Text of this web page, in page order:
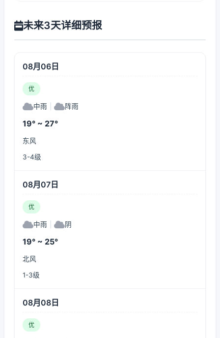
未来3天详细预报
08月06日
优
中雨 阵雨
19° ~ 27°
东风
3-4级
08月07日
优
中雨 阴
19° ~ 25°
北风
1-3级
08月08日
优